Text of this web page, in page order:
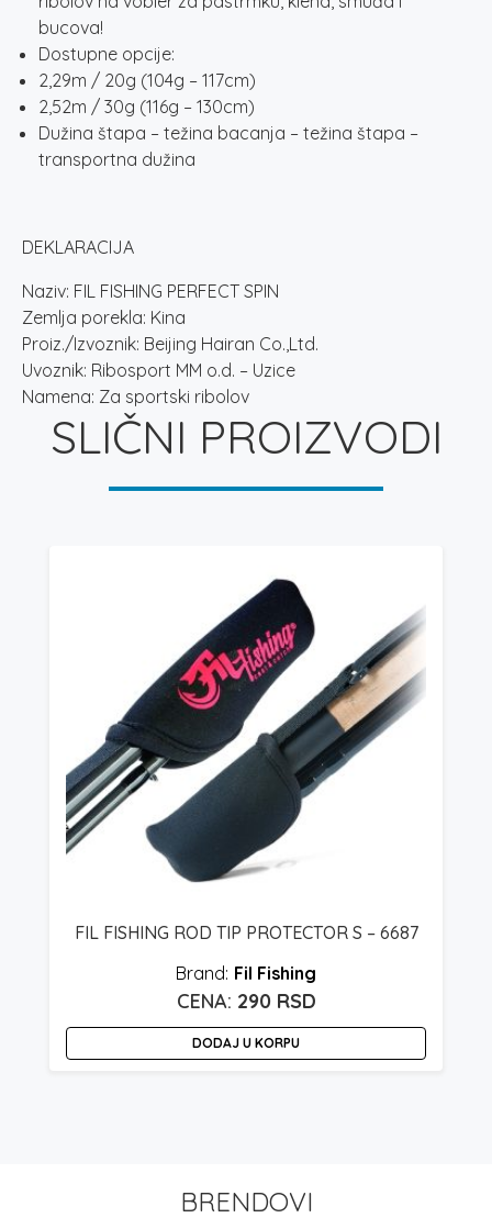
bucova!
Dostupne opcije:
2,29m / 20g (104g – 117cm)
2,52m / 30g (116g – 130cm)
Dužina štapa – težina bacanja – težina štapa –
transportna dužina
DEKLARACIJA
Naziv: FIL FISHING PERFECT SPIN
Zemlja porekla: Kina
Proiz./Izvoznik: Beijing Hairan Co.,Ltd.
Uvoznik: Ribosport MM o.d. – Uzice
Namena: Za sportski ribolov
SLIČNI PROIZVODI
FIL FISHING ROD TIP PROTECTOR S – 6687
Fil Fishing
290 RSD
DODAJ U KORPU
BRENDOVI